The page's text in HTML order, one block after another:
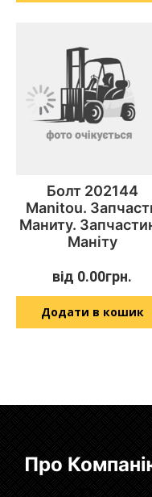
Болт 202144
Manitou.
Маниту.
Маніту
від 0.00грн.
Додати в кошик
Про